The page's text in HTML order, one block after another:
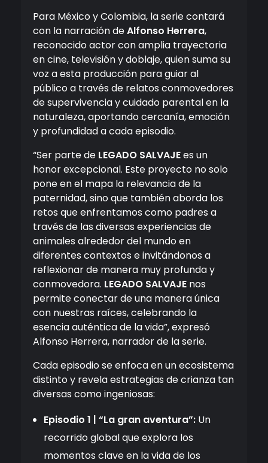
Para México y Colombia, la serie contará
con la narración deAlfonso Herrera,
reconocido actor con amplia trayectoria
en cine, televisión y doblaje, quien suma su
voz a esta producción para guiar al
público a través de relatos conmovedores
de supervivencia y cuidado parental en la
naturaleza, aportando cercanía, emoción
y profundidad a cada episodio.
“Ser parte de LEGADO SALVAJEes un
honor excepcional. Este proyecto no solo
pone en el mapa la relevancia de la
paternidad, sino que también aborda los
retos que enfrentamos como padres a
través de las diversas experiencias de
animales alrededor del mundo en
diferentes contextos e invitándonos a
reflexionar de manera muy profunda y
conmovedora. LEGADO SALVAJE nos
permite conectar de una manera única
con nuestras raíces, celebrando la
esencia auténtica de la vida”, expresó
Alfonso Herrera, narrador de la serie.
Cada episodio se enfoca en un ecosistema
distinto y revela estrategias de crianza tan
diversas como ingeniosas:
Episodio 1 | “La gran aventura”: Un
recorrido global que explora los
momentos clave en la vida de los